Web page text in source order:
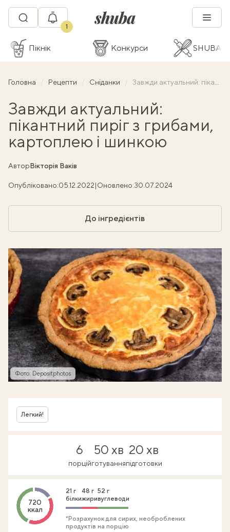
1
Пікнік Конкурси SHUBA
Головна Рецепти Сніданки Завжди актуальний: пікантний пиріг з грибами, картоплею і шинкою
Завжди актуальний:
пікантний пиріг з грибами,
картоплею і шинкою
АвторВікторія Ваків
Опубліковано:05.12.2022|Оновлено:30.07.2024
До інгредієнтів
Фото: Depositphotos
Легкий!
6
порцій
50 хв
готування
20 хв
підготовки
720
ккал
21 г
білки
48 г
жири
52 г
вуглеводи
*Розрахунок для сирих, необроблених
продуктів на порцію